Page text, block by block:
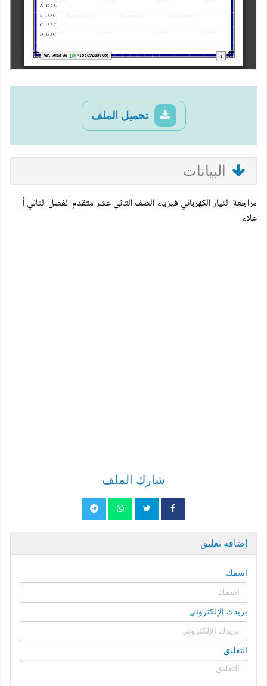
تحميل الملف
البيانات
مراجعة التيار الكهربائي فيزياء الصف الثاني عشر متقدم الفصل الثاني أ
علاء
شارك الملف
إضافة تعليق
اسمك
بريدك الإلكتروني
التعليق